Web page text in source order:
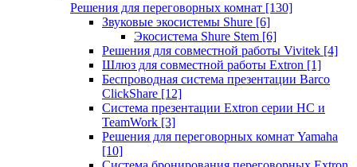
Решения для переговорных комнат [130]
Звуковые экосистемы Shure [6]
Экосистема Shure Stem [6]
Решения для совместной работы Vivitek [4]
Шлюз для совместной работы Extron [1]
Беспроводная система презентации Barco
ClickShare [12]
Система презентации Extron серии HC и
TeamWork [3]
Решения для переговорных комнат Yamaha
[10]